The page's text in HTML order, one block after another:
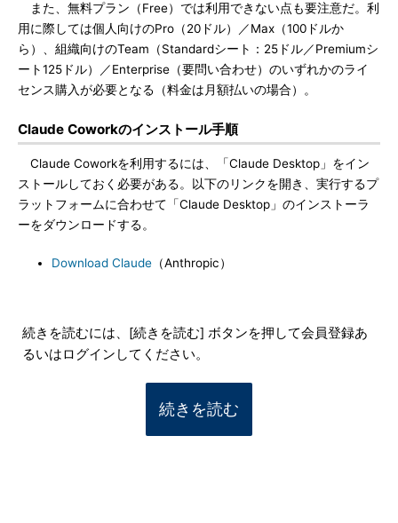
また、無料プラン（Free）では利用できない点も要注意だ。利
用に際しては個人向けのPro（20ドル）／Max（100ドルか
ら）、組織向けのTeam（Standardシート：25ドル／Premiumシ
ート125ドル）／Enterprise（要問い合わせ）のいずれかのライ
センス購入が必要となる（料金は月額払いの場合）。
Claude Coworkのインストール手順
Claude Coworkを利用するには、「Claude Desktop」をイン
ストールしておく必要がある。以下のリンクを開き、実行するプ
ラットフォームに合わせて「Claude Desktop」のインストーラ
ーをダウンロードする。
Download Claude （Anthropic）
続きを読むには、[続きを読む] ボタンを押して会員登録あ
るいはログインしてください。
続きを読む